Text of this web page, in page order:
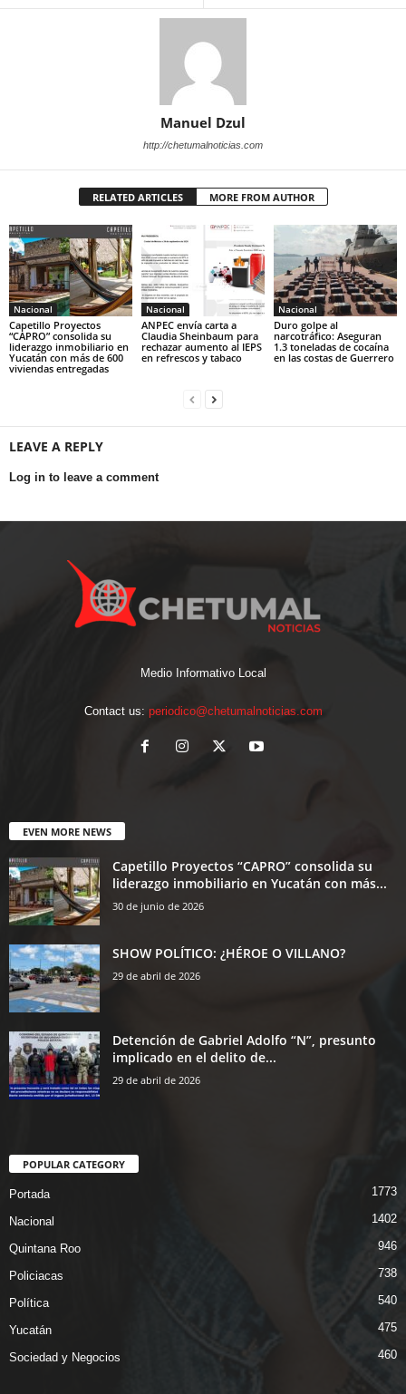
Manuel Dzul
http://chetumalnoticias.com
RELATED ARTICLES MORE FROM AUTHOR
Nacional
Capetillo Proyectos
“CAPRO” consolida su
liderazgo inmobiliario en
Yucatán con más de 600
viviendas entregadas
Nacional
ANPEC envía carta a
Claudia Sheinbaum para
rechazar aumento al IEPS
en refrescos y tabaco
Nacional
Duro golpe al
narcotráfico: Aseguran
1.3 toneladas de cocaína
en las costas de Guerrero
LEAVE A REPLY
Log in to leave a comment
Medio Informativo Local
Contact us: periodico@chetumalnoticias.com
EVEN MORE NEWS
Capetillo Proyectos “CAPRO” consolida su
liderazgo inmobiliario en Yucatán con más...
30 de junio de 2026
SHOW POLÍTICO: ¿HÉROE O VILLANO?
29 de abril de 2026
Detención de Gabriel Adolfo “N”, presunto
implicado en el delito de...
29 de abril de 2026
POPULAR CATEGORY
Portada 1773
Nacional 1402
Quintana Roo 946
Policiacas 738
Política 540
Yucatán 475
Sociedad y Negocios 460